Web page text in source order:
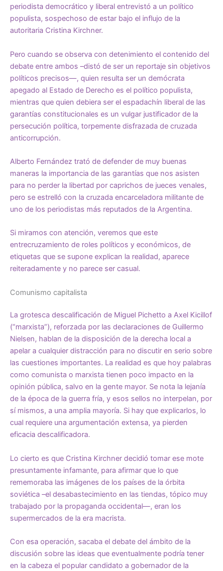
periodista democrático y liberal entrevistó a un político
populista, sospechoso de estar bajo el influjo de la
autoritaria Cristina Kirchner.
Pero cuando se observa con detenimiento el contenido del
debate entre ambos –distó de ser un reportaje sin objetivos
políticos precisos—, quien resulta ser un demócrata
apegado al Estado de Derecho es el político populista,
mientras que quien debiera ser el espadachín liberal de las
garantías constitucionales es un vulgar justificador de la
persecución política, torpemente disfrazada de cruzada
anticorrupción.
Alberto Fernández trató de defender de muy buenas
maneras la importancia de las garantías que nos asisten
para no perder la libertad por caprichos de jueces venales,
pero se estrelló con la cruzada encarceladora militante de
uno de los periodistas más reputados de la Argentina.
Si miramos con atención, veremos que este
entrecruzamiento de roles políticos y económicos, de
etiquetas que se supone explican la realidad, aparece
reiteradamente y no parece ser casual.
Comunismo capitalista
La grotesca descalificación de Miguel Pichetto a Axel Kicillof
(“marxista”), reforzada por las declaraciones de Guillermo
Nielsen, hablan de la disposición de la derecha local a
apelar a cualquier distracción para no discutir en serio sobre
las cuestiones importantes. La realidad es que hoy palabras
como comunista o marxista tienen poco impacto en la
opinión pública, salvo en la gente mayor. Se nota la lejanía
de la época de la guerra fría, y esos sellos no interpelan, por
sí mismos, a una amplia mayoría. Si hay que explicarlos, lo
cual requiere una argumentación extensa, ya pierden
eficacia descalificadora.
Lo cierto es que Cristina Kirchner decidió tomar ese mote
presuntamente infamante, para afirmar que lo que
rememoraba las imágenes de los países de la órbita
soviética –el desabastecimiento en las tiendas, tópico muy
trabajado por la propaganda occidental—, eran los
supermercados de la era macrista.
Con esa operación, sacaba el debate del ámbito de la
discusión sobre las ideas que eventualmente podría tener
en la cabeza el popular candidato a gobernador de la